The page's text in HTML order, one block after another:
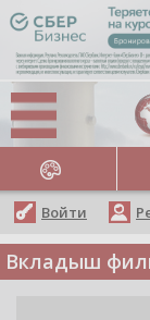
НОВОСТИ
Войти
Вкладыш